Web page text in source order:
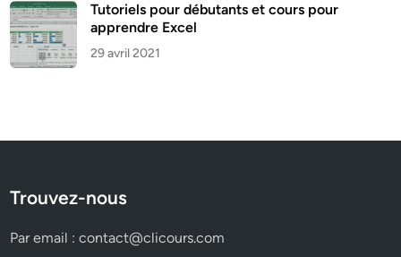
Tutoriels pour débutants et cours pour
apprendre Excel
29 avril 2021
Trouvez-nous
Par email :contact@clicours.com